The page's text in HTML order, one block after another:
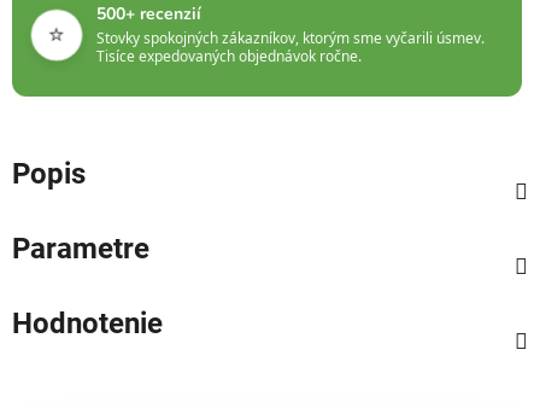
⭐
500+ recenzií
Stovky spokojných zákazníkov, ktorým sme vyčarili úsmev.
Tisíce expedovaných objednávok ročne.
Popis
Parametre
Hodnotenie